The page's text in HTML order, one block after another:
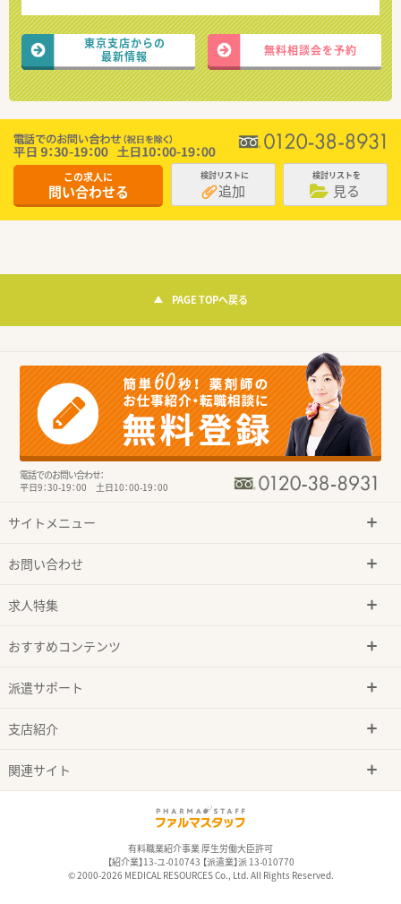
東京支店からの
最新情報
無料相談会を予約
この求人に
問い合わせる
検討リストに
追加
検討リストを
見る
PAGE TOPへ戻る
電話でのお問い合わせ：
平日9：30-19：00 土日10：00-19：00
サイトメニュー
お問い合わせ
求人特集
おすすめコンテンツ
派遣サポート
支店紹介
関連サイト
有料職業紹介事業 厚生労働大臣許可
【紹介業】13-ユ-010743 【派遣業】派 13-010770
© 2000-2026 MEDICAL RESOURCES Co., Ltd. All Rights Reserved.